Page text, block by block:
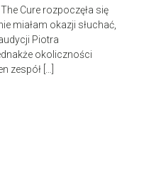
Cure rozpoczęła się
miałam okazji słuchać,
Piotra
okoliczności
zespół […]